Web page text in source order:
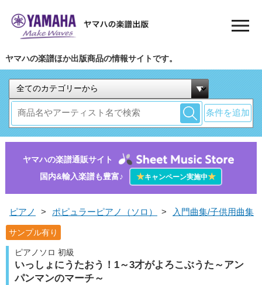
ヤマハの楽譜ほか出版商品の情報サイトです。
条件を追加
ヤマハの楽譜通販サイト
国内&輸入楽譜も豊富♪
★キャンペーン実施中★
ピアノ > ポピュラーピアノ（ソロ） > 入門曲集/子供用曲集
サンプル有り
ピアノソロ 初級
いっしょにうたおう！1～3才がよろこぶうた～アン
パンマンのマーチ～